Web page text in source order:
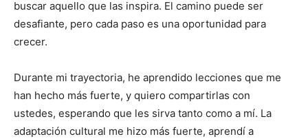
buscar aquello que las inspira. El camino puede ser
desafiante, pero cada paso es una oportunidad para
crecer.
Durante mi trayectoria, he aprendido lecciones que me
han hecho más fuerte, y quiero compartirlas con
ustedes, esperando que les sirva tanto como a mí. La
adaptación cultural me hizo más fuerte, aprendí a